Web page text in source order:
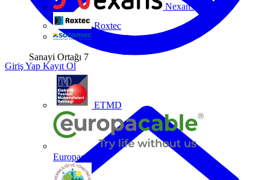
Nexans
Roxtec
Socomec
Sanayi Ortağı 7
ETMD
Europacable
Giriş Yap Kayıt Ol